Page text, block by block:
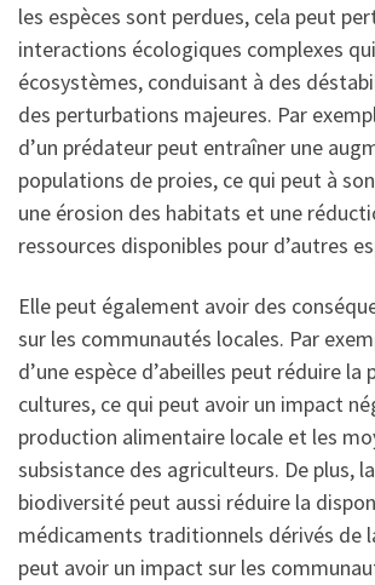
les espèces sont perdues, cela peut
interactions écologiques complexes
écosystèmes, conduisant à des
des perturbations majeures. Par
d’un prédateur peut entraîner une
populations de proies, ce qui peut à
une érosion des habitats et une
ressources disponibles pour d’autres
Elle peut également avoir des
sur les communautés locales. Par
d’une espèce d’abeilles peut réduire
cultures, ce qui peut avoir un impact
production alimentaire locale et les
subsistance des agriculteurs. De plus,
biodiversité peut aussi réduire la
médicaments traditionnels dérivés de
peut avoir un impact sur les